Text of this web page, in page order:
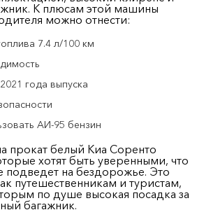
К плюсам этой машины
можно отнести:
7.4 л/100 км
года выпуска
АИ-95 бензин
прокат белый Киа Соренто
хотят быть уверенными, что
подведет на бездорожье. Это
путешественникам и туристам,
по душе высокая посадка за
багажник.